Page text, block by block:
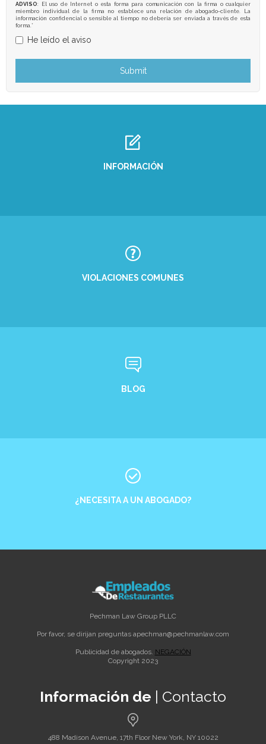
ADVISO: El uso de Internet o esta forma para comunicación con la firma o cualquier
miembro individual de la firma no establece una relación de abogado-cliente. La
información confidencial o sensible al tiempo no debería ser enviada a través de esta
forma.*
He leído el aviso
INFORMACIÓN
VIOLACIONES COMUNES
BLOG
¿NECESITA A UN ABOGADO?
Pechman Law Group PLLC
Por favor, se dirijan preguntas apechman@pechmanlaw.com
Publicidad de abogados. NEGACIÓN
Copyright 2023
Información de | Contacto
488 Madison Avenue, 17th Floor New York, NY 10022